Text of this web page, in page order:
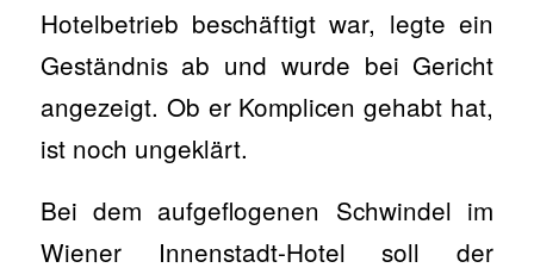
Hotelbetrieb beschäftigt war, legte ein
Geständnis ab und wurde bei Gericht
angezeigt. Ob er Komplicen gehabt hat,
ist noch ungeklärt.
Bei dem aufgeflogenen Schwindel im
Wiener Innenstadt-Hotel soll der